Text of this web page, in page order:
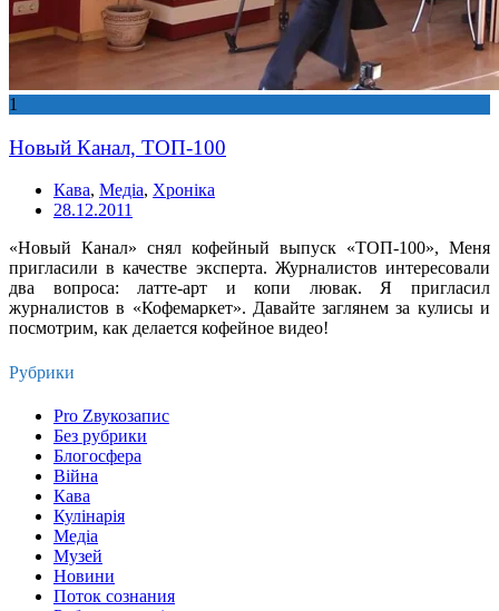
1
Новый Канал, ТОП-100
Кава, Медіа, Хроніка
28.12.2011
«Новый Канал» снял кофейный выпуск «ТОП-100», Меня
пригласили в качестве эксперта. Журналистов интересовали
два вопроса: латте-арт и копи лювак. Я пригласил
журналистов в «Кофемаркет». Давайте заглянем за кулисы и
посмотрим, как делается кофейное видео!
Рубрики
Pro Zвукозапис
Без рубрики
Блогосфера
Війна
Кава
Кулінарія
Медіа
Музей
Новини
Поток сознания